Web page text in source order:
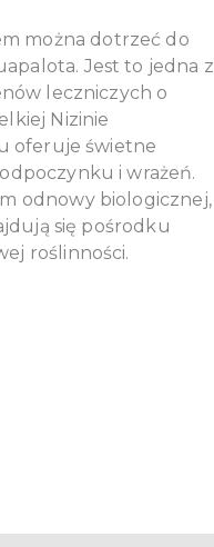
można dotrzeć do
Jest to jedna z
leczniczych o
Nizinie
oferuje świetne
i wrażeń.
odnowy biologicznej,
się pośrodku
roślinności.